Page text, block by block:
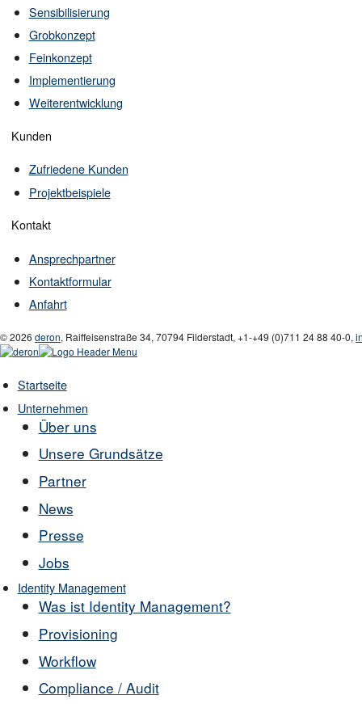
Sensibilisierung
Grobkonzept
Feinkonzept
Implementierung
Weiterentwicklung
Kunden
Zufriedene Kunden
Projektbeispiele
Kontakt
Ansprechpartner
Kontaktformular
Anfahrt
© 2026 deron, Raiffeisenstraße 34, 70794 Filderstadt, +1-+49 (0)711 24 88 40-0,
Startseite
Unternehmen
Über uns
Unsere Grundsätze
Partner
News
Presse
Jobs
Identity Management
Was ist Identity Management?
Provisioning
Workflow
Compliance / Audit